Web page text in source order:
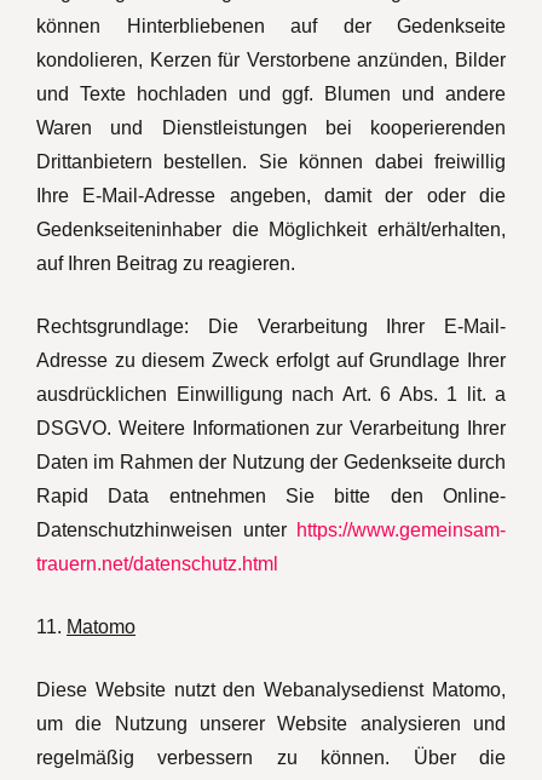
können Hinterbliebenen auf der Gedenkseite
kondolieren, Kerzen für Verstorbene anzünden, Bilder
und Texte hochladen und ggf. Blumen und andere
Waren und Dienstleistungen bei kooperierenden
Drittanbietern bestellen. Sie können dabei freiwillig
Ihre E-Mail-Adresse angeben, damit der oder die
Gedenkseiteninhaber die Möglichkeit erhält/erhalten,
auf Ihren Beitrag zu reagieren.
Rechtsgrundlage: Die Verarbeitung Ihrer E-Mail-
Adresse zu diesem Zweck erfolgt auf Grundlage Ihrer
ausdrücklichen Einwilligung nach Art. 6 Abs. 1 lit. a
DSGVO. Weitere Informationen zur Verarbeitung Ihrer
Daten im Rahmen der Nutzung der Gedenkseite durch
Rapid Data entnehmen Sie bitte den Online-
Datenschutzhinweisen unter https://www.gemeinsam-
trauern.net/datenschutz.html
11. Matomo
Diese Website nutzt den Webanalysedienst Matomo,
um die Nutzung unserer Website analysieren und
regelmäßig verbessern zu können. Über die